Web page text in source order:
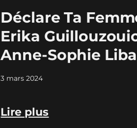
Déclare Ta
Erika
Anne-Sophie
3 mars 2024
Lire plus